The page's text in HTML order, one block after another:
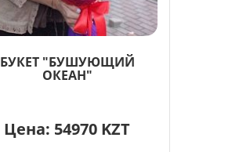
БУКЕТ "БУШУЮЩИЙ
ОКЕАН"
Цена: 54970 KZT